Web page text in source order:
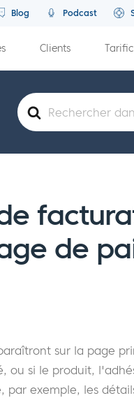
Blog Podcast
Clients
Rechercher
de
sur la page
ou si le produit,
exemple, les